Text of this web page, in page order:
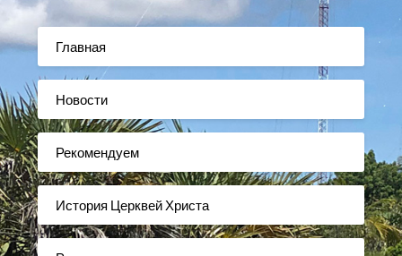
Главная
Новости
Рекомендуем
История Церквей Христа